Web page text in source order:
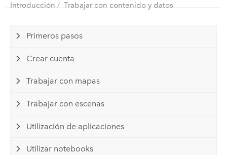
Introducción Trabajar con contenido y datos
Primeros pasos
Crear cuenta
Trabajar con mapas
Trabajar con escenas
Utilización de aplicaciones
Utilizar notebooks